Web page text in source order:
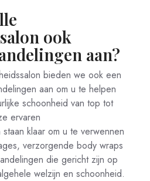
ook
aan?
bieden we ook een
aan om u te helpen
schoonheid van top tot
ervaren
klaar om u te verwennen
verzorgende body wraps
die gericht zijn op
welzijn en schoonheid.